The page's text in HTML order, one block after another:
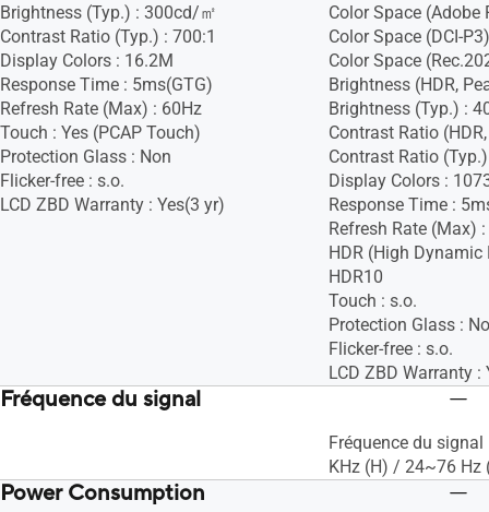
Brightness (Typ.) : 300cd/㎡
Contrast Ratio (Typ.) : 700:1
Display Colors : 16.2M
Response Time : 5ms(GTG)
Refresh Rate (Max) : 60Hz
Touch : Yes (PCAP Touch)
Protection Glass : Non
Flicker-free : s.o.
LCD ZBD Warranty : Yes(3 yr)
Color Space (Adobe
Color Space (DCI-
Color Space
Brightness (HDR,
Brightness (Typ.) :
Contrast Ratio
Contrast Ratio
Display Colors :
Response Time :
Refresh Rate (Max)
HDR (High Dynamic
HDR10
Touch : s.o.
Protection Glass :
Flicker-free : s.o.
LCD ZBD Warranty :
Fréquence du signal
Fréquence du
KHz (H) / 24~76 Hz
Power Consumption